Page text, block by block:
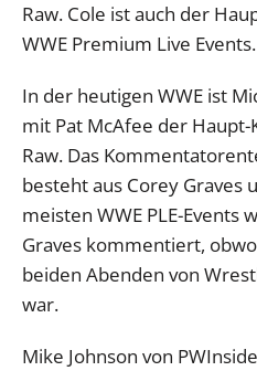
Raw. Cole ist auch der
WWE Premium Live Events.
In der heutigen WWE ist
mit Pat McAfee der
Raw. Das
besteht aus Corey Graves
meisten WWE PLE-Events
Graves kommentiert,
beiden Abenden von
war.
Mike Johnson von